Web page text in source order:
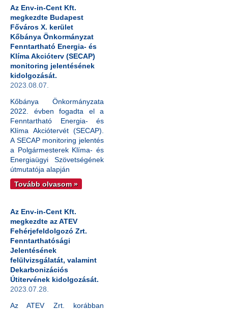
Az Env-in-Cent Kft.
megkezdte Budapest
Főváros X. kerület
Kőbánya Önkormányzat
Fenntartható Energia- és
Klíma Akcióterv (SECAP)
monitoring jelentésének
kidolgozását.
2023.08.07.
Kőbánya Önkormányzata
2022. évben fogadta el a
Fenntartható Energia- és
Klíma Akciótervét (SECAP).
A SECAP monitoring jelentés
a Polgármesterek Klíma- és
Energiaügyi Szövetségének
útmutatója alapján
Tovább olvasom »
Az Env-in-Cent Kft.
megkezdte az ATEV
Fehérjefeldolgozó Zrt.
Fenntarthatósági
Jelentésének
felülvizsgálatát, valamint
Dekarbonizációs
Útitervének kidolgozását.
2023.07.28.
Az ATEV Zrt. korábban